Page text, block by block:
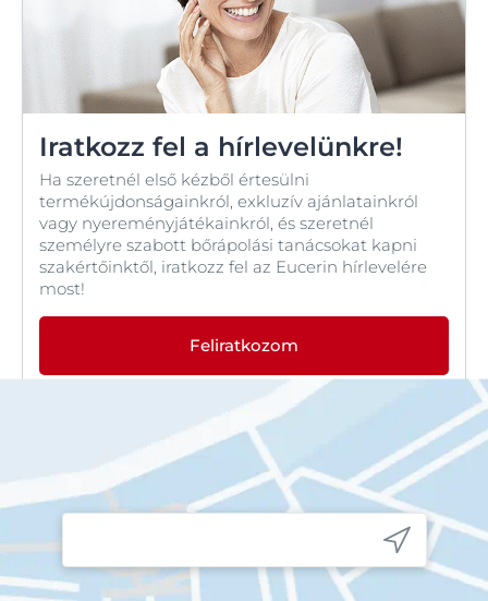
Iratkozz fel a hírlevelünkre!
Ha szeretnél első kézből értesülni
termékújdonságainkról, exkluzív ajánlatainkról
vagy nyereményjátékainkról, és szeretnél
személyre szabott bőrápolási tanácsokat kapni
szakértőinktől, iratkozz fel az Eucerin hírlevelére
most!
Feliratkozom